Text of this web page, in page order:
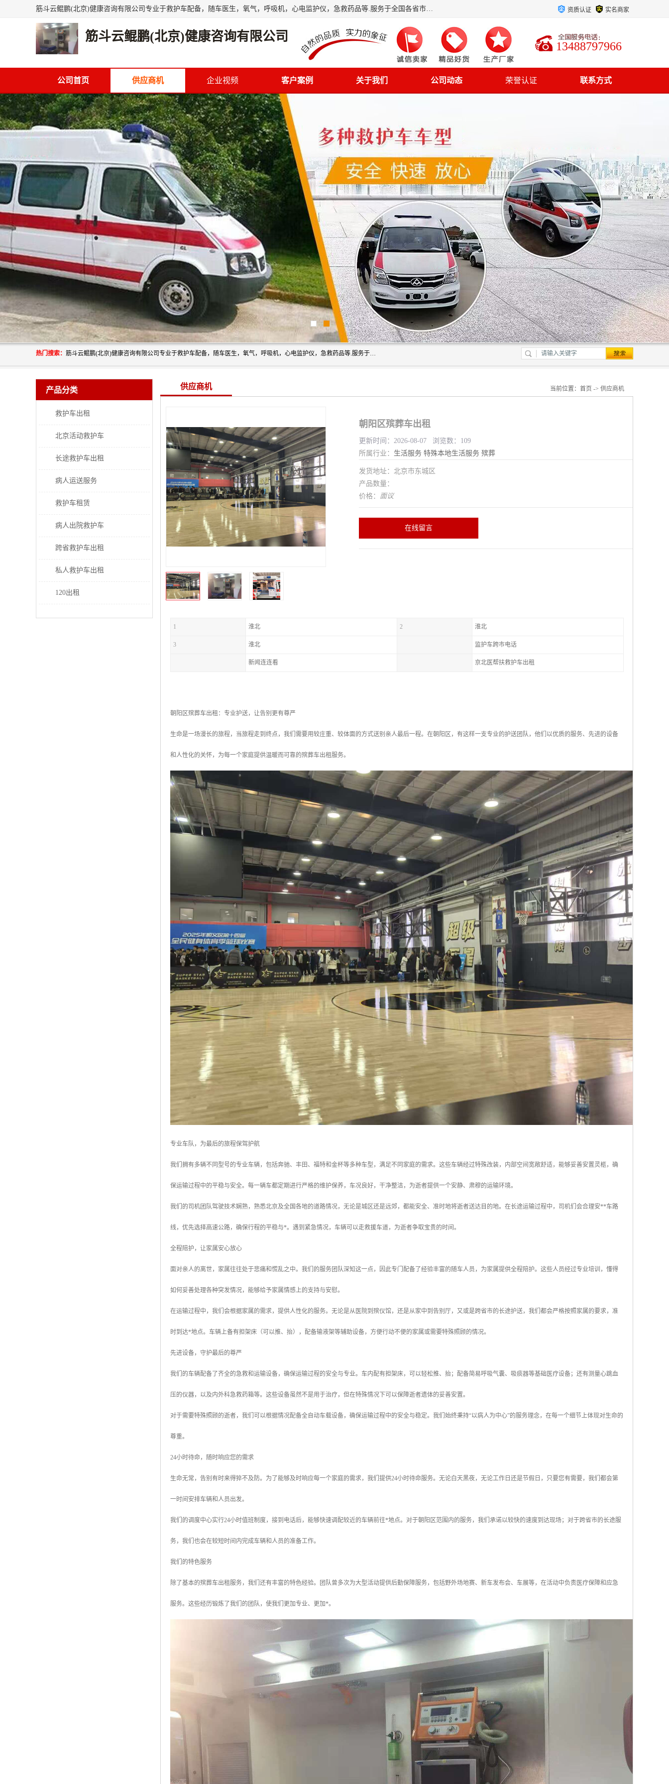
筋斗云鲲鹏(北京)健康咨询有限公司专业于救护车配备，随车医生，氧气，呼吸机，心电监护仪，急救药品等.服务于全国各省市之间伤病员和病愈者及家属的往返接送，及其他需要救护车特需服务的各项业务；承接各种会议、比赛、影视拍摄等所需的救护车服务；承接跨各省市救护*、救护车送病人到机场和火车站等各个指定区域。 资质认证 实名商家
筋斗云鲲鹏(北京)健康咨询有限公司
13488797966
公司首页 供应商机 企业视频 客户案例 关于我们 公司动态 荣誉认证 联系方式
热门搜索： 筋斗云鲲鹏(北京)健康咨询有限公司专业于救护车配备，随车医生，氧气，呼吸机，心电监护仪，急救药品等.服务于全国各省市之间伤病员和病愈者及家属的往返接送，及其他需要救护车特需服务的各项业务；承接各种会议、比赛、影视拍摄等所需的救护车服务；承接跨各省市救护*、救护车送病人到机场和火车站等各个指定区域。
产品分类
救护车出租
北京活动救护车
长途救护车出租
病人运送服务
救护车租赁
病人出院救护车
跨省救护车出租
私人救护车出租
120出租
供应商机 当前位置： 首页 -> 供应商机
朝阳区殡葬车出租
更新时间：2026-08-07 浏览数：109
所属行业： 生活服务 特殊本地生活服务 殡葬
发货地址：北京市东城区
产品数量：
价格： 面议
在线留言
1 淮北 2 淮北
3 淮北 监护车跨市电话
新闻连连看 京北医帮扶救护车出租
朝阳区殡葬车出租：专业护送，让告别更有尊严
生命是一场漫长的旅程，当旅程走到终点，我们需要用较庄重、较体面的方式送别亲人最后一程。在朝阳区，有这样一支专业的护送团队，他们以优质的服务、先进的设备
和人性化的关怀，为每一个家庭提供温暖而可靠的殡葬车出租服务。
专业车队，为最后的旅程保驾护航
我们拥有多辆不同型号的专业车辆，包括奔驰、丰田、福特和金杯等多种车型，满足不同家庭的需求。这些车辆经过特殊改装，内部空间宽敞舒适，能够妥善安置灵柩，确
保运输过程中的平稳与安全。每一辆车都定期进行严格的维护保养，车况良好，干净整洁，为逝者提供一个安静、肃穆的运输环境。
我们的司机团队驾驶技术娴熟，熟悉北京及全国各地的道路情况，无论是城区还是远郊，都能安全、准时地将逝者送达目的地。在长途运输过程中，司机们会合理安**车路
线，优先选择高速公路，确保行程的平稳与*。遇到紧急情况，车辆可以走救援车道，为逝者争取宝贵的时间。
全程陪护，让家属安心放心
面对亲人的离世，家属往往处于悲痛和慌乱之中。我们的服务团队深知这一点，因此专门配备了经验丰富的随车人员，为家属提供全程陪护。这些人员经过专业培训，懂得
如何妥善处理各种突发情况，能够给予家属情感上的支持与安慰。
在运输过程中，我们会根据家属的需求，提供人性化的服务。无论是从医院到殡仪馆，还是从家中到告别厅，又或是跨省市的长途护送，我们都会严格按照家属的要求，准
时到达*地点。车辆上备有担架床（可以推、抬），配备输液架等辅助设备，方便行动不便的家属或需要特殊照顾的情况。
先进设备，守护最后的尊严
我们的车辆配备了齐全的急救和运输设备，确保运输过程的安全与专业。车内配有担架床，可以轻松推、抬；配备简易呼吸气囊、吸痰器等基础医疗设备；还有测量心跳血
压的仪器，以及内外科急救药箱等。这些设备虽然不是用于治疗，但在特殊情况下可以保障逝者遗体的妥善安置。
对于需要特殊照顾的逝者，我们可以根据情况配备全自动车载设备，确保运输过程中的安全与稳定。我们始终秉持“以病人为中心”的服务理念，在每一个细节上体现对生命的
尊重。
24小时待命，随时响应您的需求
生命无常，告别有时来得猝不及防。为了能够及时响应每一个家庭的需求，我们提供24小时待命服务。无论白天黑夜，无论工作日还是节假日，只要您有需要，我们都会第
一时间安排车辆和人员出发。
我们的调度中心实行24小时值班制度，接到电话后，能够快速调配较近的车辆前往*地点。对于朝阳区范围内的服务，我们承诺以较快的速度到达现场；对于跨省市的长途服
务，我们也会在较短时间内完成车辆和人员的准备工作。
我们的特色服务
除了基本的殡葬车出租服务，我们还有丰富的特色经验。团队曾多次为大型活动提供后勤保障服务，包括野外场地赛、新车发布会、车展等，在活动中负责医疗保障和应急
服务。这些经历锻炼了我们的团队，使我们更加专业、更加*。